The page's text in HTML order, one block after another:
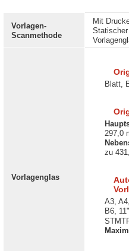
Vorlagen-
Scanmethode
Mit
Vorlagenglas
Blatt,
297,0
zu
A3,
B6,